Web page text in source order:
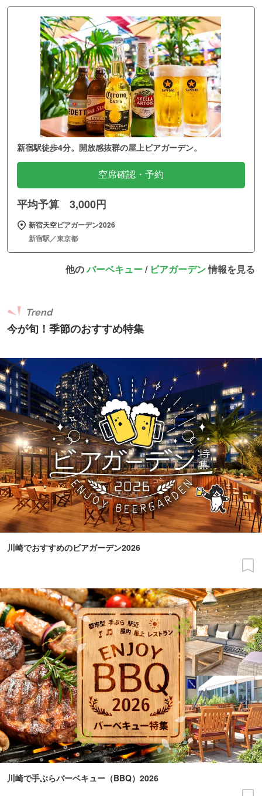
新宿駅徒歩4分。開放感抜群の屋上ビアガーデン。
空席確認・予約
平均予算 3,000円
新宿天空ビアガーデン2026
新宿駅／東京都
他のバーベキュー/ ビアガーデン情報を見る
今が旬！季節のおすすめ特集
Trend
川崎でおすすめのビアガーデン2026
川崎で手ぶらバーベキュー（BBQ）2026